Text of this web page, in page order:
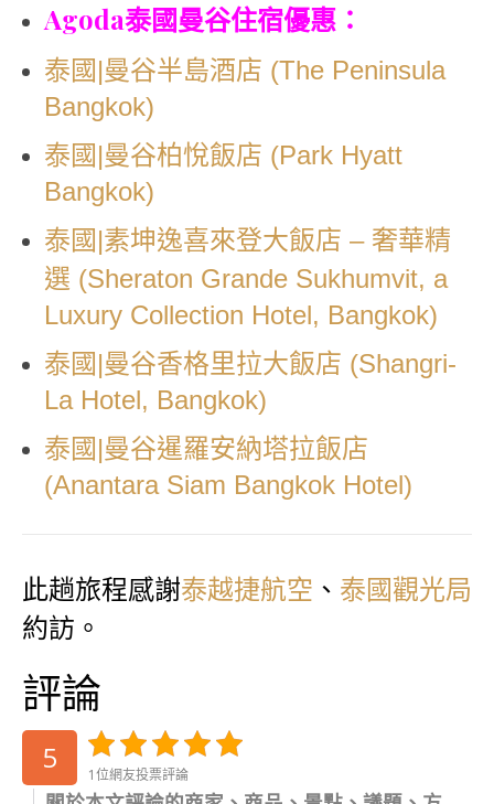
Agoda泰國曼谷住宿優惠：
泰國|曼谷半島酒店 (The Peninsula
Bangkok)
泰國|曼谷柏悅飯店 (Park Hyatt
Bangkok)
泰國|素坤逸喜來登大飯店 – 奢華精
選 (Sheraton Grande Sukhumvit, a
Luxury Collection Hotel, Bangkok)
泰國|曼谷香格里拉大飯店 (Shangri-
La Hotel, Bangkok)
泰國|曼谷暹羅安納塔拉飯店
(Anantara Siam Bangkok Hotel)
此趟旅程感謝泰越捷航空 、 泰國觀光局
約訪。
評論
5 1位網友投票評論